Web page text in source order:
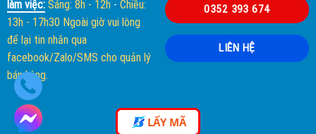
làm việc: Sáng: 8h - 12h- Chiều:
13h - 17h30 Ngoài giờ vui lòng
để lại tin nhắn qua
facebook/Zalo/SMS cho quản lý
bán hàng.
0352 393 674
LIÊN HỆ
LẤY MÃ